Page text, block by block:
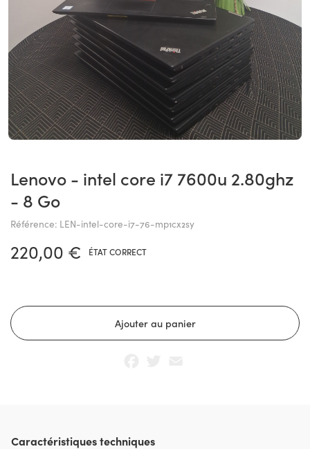
lenovo - intel core i7 7600u 2.80ghz
- 8 Go
Référence: LEN-intel-core-i7-76-mp1cx2sy
220,00 € ÉTAT CORRECT
Caractéristiques techniques